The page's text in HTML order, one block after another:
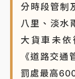
分時段管制
八里、淡水
大貨車未
《道路交通
罰處最高